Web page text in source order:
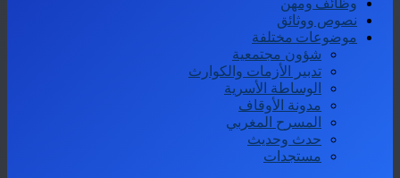
وظائف ومهن
نصوص ووثائق
موضوعات مختلفة
شؤون مجتمعية
تدبير الأزمات والكوارث
الوساطة الأسرية
مدونة الأوقاف
المسرح المغربي
حدث وحديث
مستجدات